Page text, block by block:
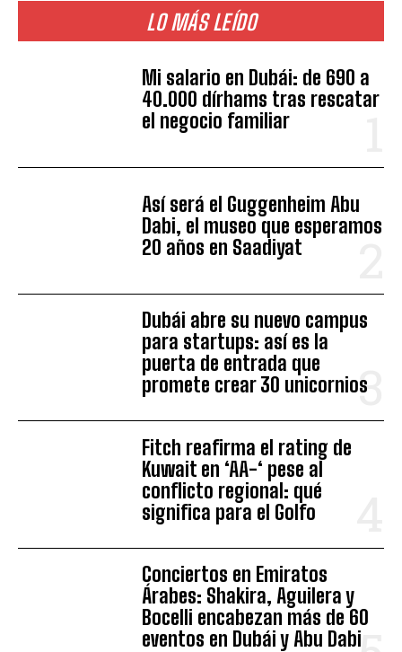
LO MÁS LEÍDO
Mi salario en Dubái: de 690 a
40.000 dírhams tras rescatar
el negocio familiar
Así será el Guggenheim Abu
Dabi, el museo que esperamos
20 años en Saadiyat
Dubái abre su nuevo campus
para startups: así es la
puerta de entrada que
promete crear 30 unicornios
Fitch reafirma el rating de
Kuwait en ‘AA-‘ pese al
conflicto regional: qué
significa para el Golfo
Conciertos en Emiratos
Árabes: Shakira, Aguilera y
Bocelli encabezan más de 60
eventos en Dubái y Abu Dabi